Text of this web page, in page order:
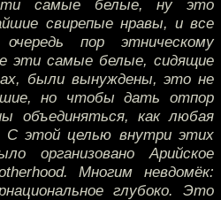
самые белые, ну это
свирепые нравы, и все
пор этническому
эти самые белые, сидящие
были вынуждены, это не
но чтобы дать отпор
объединяться, как любая
С этой целью внутри этих
организовано Арийское
Многим невдомёк:
глубоко. Это